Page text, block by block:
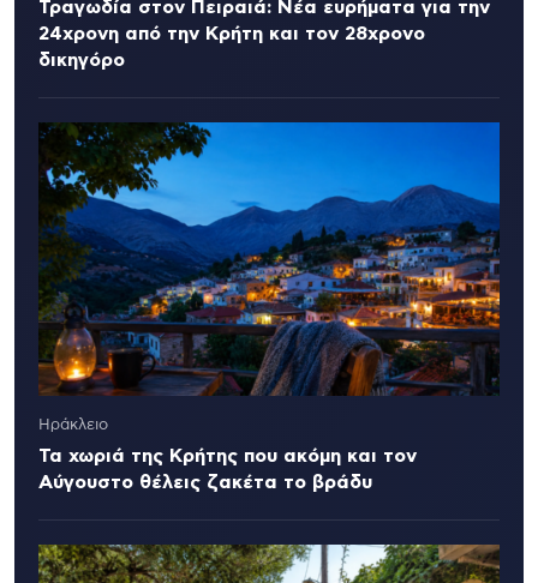
Τραγωδία στον Πειραιά: Νέα ευρήματα για την
24χρονη από την Κρήτη και τον 28χρονο
δικηγόρο
Ηράκλειο
Τα χωριά της Κρήτης που ακόμη και τον
Αύγουστο θέλεις ζακέτα το βράδυ